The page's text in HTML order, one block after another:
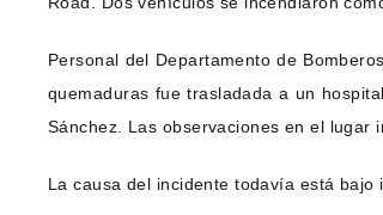
Personal del Departamento de
quemaduras fue trasladada a un
Sánchez. Las observaciones en el lugar
La causa del incidente todavía está bajo